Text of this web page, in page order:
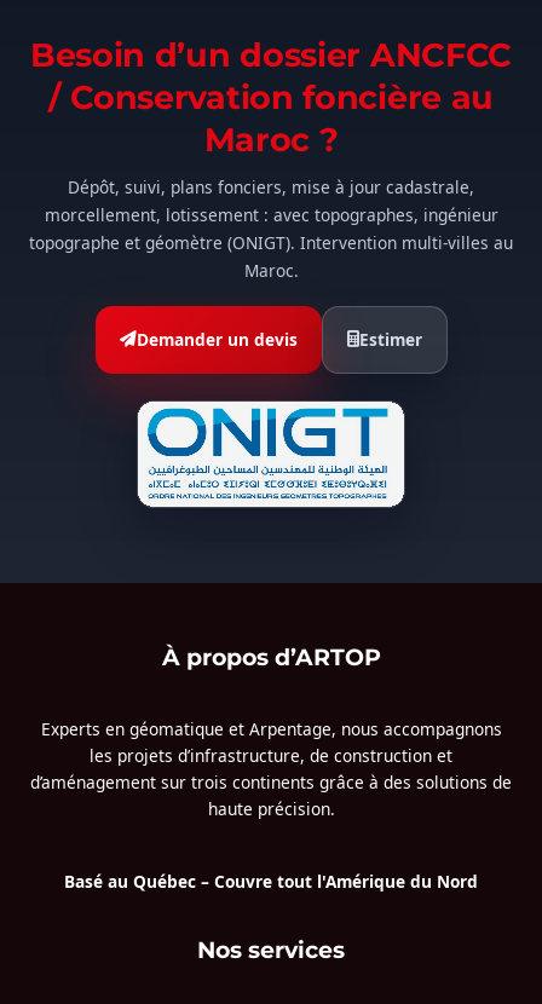
Besoin d’un dossier ANCFCC
/ Conservation foncière au
Maroc ?
Dépôt, suivi, plans fonciers, mise à jour cadastrale,
morcellement, lotissement : avec topographes, ingénieur
topographe et géomètre (ONIGT). Intervention multi-villes au
Maroc.
Demander un devis Estimer
À propos d’ARTOP
Experts en géomatique et Arpentage, nous accompagnons
les projets d’infrastructure, de construction et
d’aménagement sur trois continents grâce à des solutions de
haute précision.
Basé au Québec – Couvre tout l'Amérique du Nord
Nos services